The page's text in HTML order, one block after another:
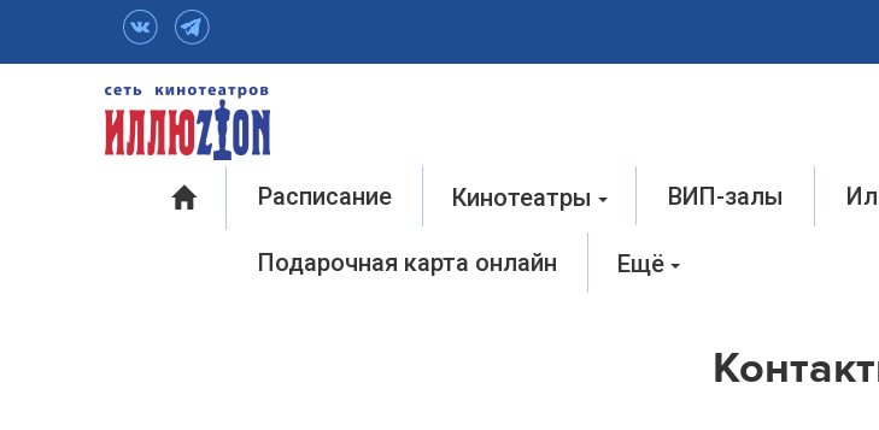
Расписание Кинотеатры ВИП-залы
Подарочная карта онлайн Ещё